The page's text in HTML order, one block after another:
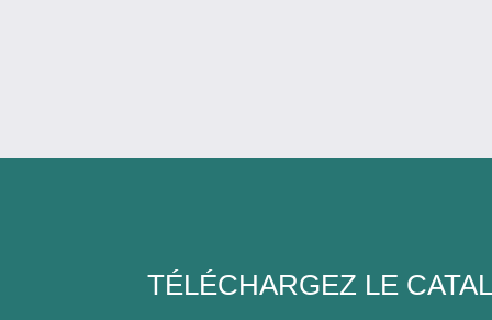
TÉLÉCHARGEZ LE